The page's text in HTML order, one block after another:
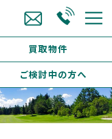
買取物件
ご検討中の方へ